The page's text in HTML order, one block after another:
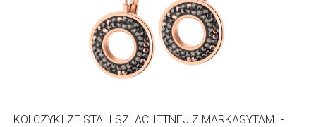
KOLCZYKI ZE STALI SZLACHETNEJ Z MARKASYTAMI -